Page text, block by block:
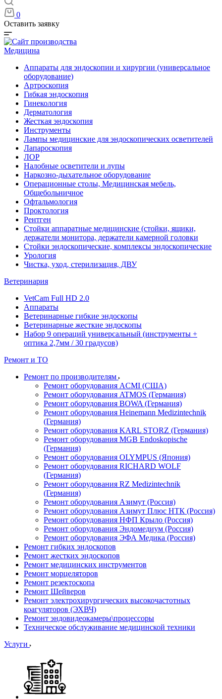
0
Оставить заявку
Медицина
Аппараты для эндоскопии и хирургии (универсальное
оборудование)
Артроскопия
Гибкая эндоскопия
Гинекология
Дерматология
Жесткая эндоскопия
Инструменты
Лампы медицинские для эндоскопических осветителей
Лапароскопия
ЛОР
Налобные осветители и лупы
Наркозно-дыхательное оборудование
Операционные столы, Медицинская мебель,
Общебольничное
Офтальмология
Проктология
Рентген
Стойки аппаратные медицинские (стойки, ящики,
держатели монитора, держатели камерной головки
Стойки эндоскопические, комплексы эндоскопические
Урология
Чистка, уход, стерилизация, ДВУ
Ветеринария
VetCam Full HD 2.0
Аппараты
Ветеринарные гибкие эндоскопы
Ветеринарные жесткие эндоскопы
Набор 9 операций универсальный (инструменты +
оптика 2,7мм / 30 градусов)
Ремонт и ТО
Ремонт по производителям
Ремонт оборудования ACMI (США)
Ремонт оборудования ATMOS (Германия)
Ремонт оборудования BOWA (Германия)
Ремонт оборудования Heinemann Medizintechnik
(Германия)
Ремонт оборудования KARL STORZ (Германия)
Ремонт оборудования MGB Endoskopische
(Германия)
Ремонт оборудования OLYMPUS (Япония)
Ремонт оборудования RICHARD WOLF
(Германия)
Ремонт оборудования RZ Medizintechnik
(Германия)
Ремонт оборудования Азимут (Россия)
Ремонт оборудования Азимут Плюс НТК (Россия)
Ремонт оборудования НФП Крыло (Россия)
Ремонт оборудования Эндомедиум (Россия)
Ремонт оборудования ЭФА Медика (Россия)
Ремонт гибких эндоскопов
Ремонт жестких эндоскопов
Ремонт медицинских инструментов
Ремонт морцеляторов
Ремонт резектоскопа
Ремонт Шейверов
Ремонт электрохирургических высокочастотных
коагуляторов (ЭХВЧ)
Ремонт эндовидеокамеры\процессоры
Техническое обслуживание медицинской техники
Услуги